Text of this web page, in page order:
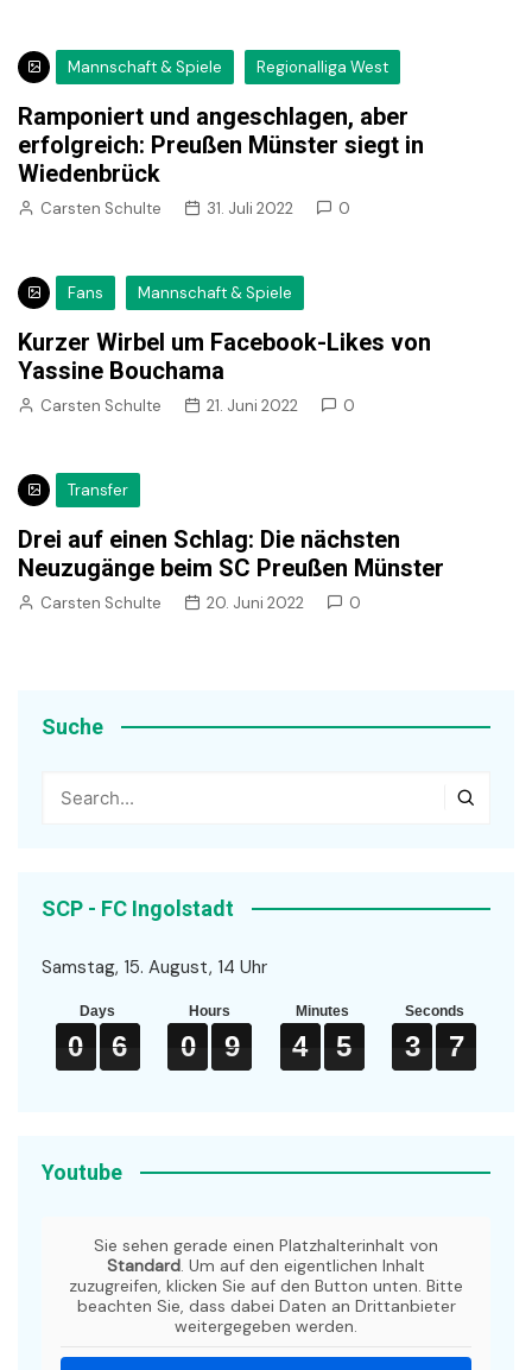
Mannschaft & Spiele Regionalliga West
Ramponiert und angeschlagen, aber
erfolgreich: Preußen Münster siegt in
Wiedenbrück
Carsten Schulte 31. Juli 2022 0
Fans Mannschaft & Spiele
Kurzer Wirbel um Facebook-Likes von
Yassine Bouchama
Carsten Schulte 21. Juni 2022 0
Transfer
Drei auf einen Schlag: Die nächsten
Neuzugänge beim SC Preußen Münster
Carsten Schulte 20. Juni 2022 0
Suche
SCP - FC Ingolstadt
Samstag, 15. August, 14 Uhr
Days
0
0
0
0 6
6
6
6
Hours
0
0
0
0 9
9
9
9
Minutes
4
4
4
4 5
5
5
5
Seconds
3
3
3
3 7
7
7
7
Youtube
Sie sehen gerade einen Platzhalterinhalt von
Standard . Um auf den eigentlichen Inhalt
zuzugreifen, klicken Sie auf den Button unten. Bitte
beachten Sie, dass dabei Daten an Drittanbieter
weitergegeben werden.